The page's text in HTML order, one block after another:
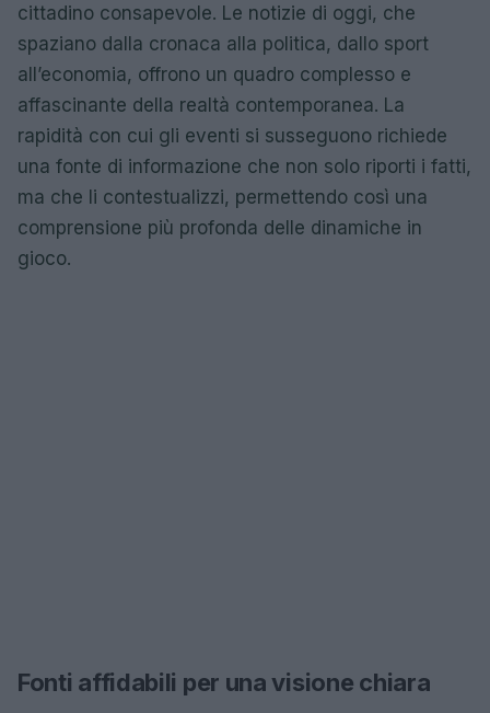
cittadino consapevole. Le notizie di oggi, che
spaziano dalla cronaca alla politica, dallo sport
all’economia, offrono un quadro complesso e
affascinante della realtà contemporanea. La
rapidità con cui gli eventi si susseguono richiede
una fonte di informazione che non solo riporti i fatti,
ma che li contestualizzi, permettendo così una
comprensione più profonda delle dinamiche in
gioco.
Fonti affidabili per una visione chiara